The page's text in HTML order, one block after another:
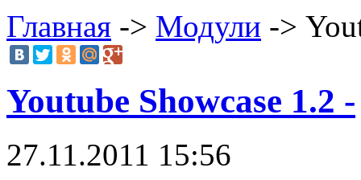
Главная -> Модули ->
Youtube Showcase 1.2 -
27.11.2011 15:56